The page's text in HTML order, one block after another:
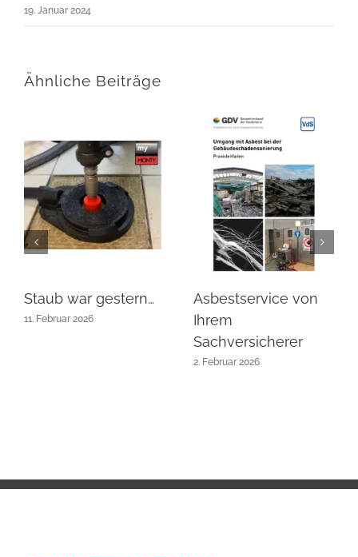
19. Januar 2024
Ähnliche Beiträge
Staub war gestern…
11. Februar 2026
Asbestservice von
Ihrem
Sachversicherer
2. Februar 2026